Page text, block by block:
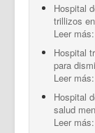
Hospital
trillizos
Leer
Hospital
para
Leer
Hospital
salud
Leer